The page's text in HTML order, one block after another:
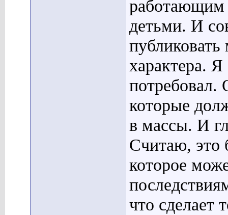
работающим
детьми. И
характера.
которые
в массы. И
Считаю, это
которое
что сделает